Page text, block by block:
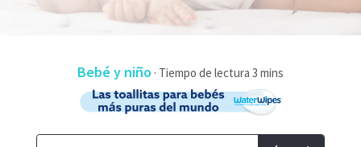
Bebé y niño ·